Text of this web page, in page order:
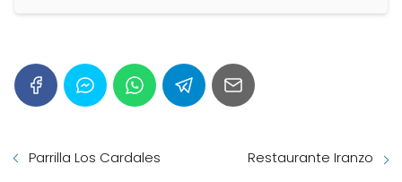
Parrilla Los Cardales Restaurante Iranzo